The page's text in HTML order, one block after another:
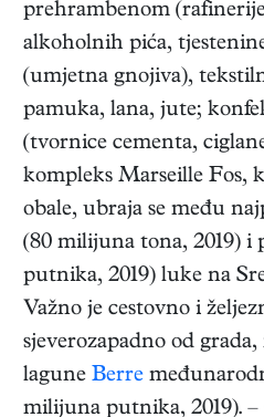
prehrambenom
alkoholnih pića,
(umjetna gnojiva),
pamuka, lana, jute;
(tvornice cementa,
kompleks Marseille Fos,
obale, ubraja se među
(80 milijuna tona, 2019)
putnika, 2019) luke na
Važno je cestovno i
sjeverozapadno od
lagune Berre
milijuna putnika, 2019).